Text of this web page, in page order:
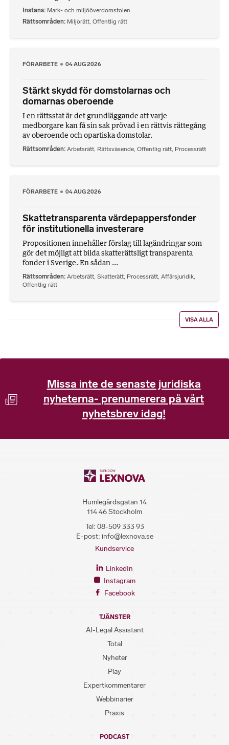
Instans Mark- och miljööverdomstolen
Rättsområden Miljörätt, Offentlig rätt
FÖRARBETE 04 AUG 2026
Stärkt skydd för domstolarnas och
domarnas oberoende
I en rättsstat är det grundläggande att varje
medborgare kan få sin sak prövad i en rättvis rättegång
av oberoende och opartiska domstolar.
Rättsområden Arbetsrätt, Rättsväsende, Offentlig rätt, Processrätt
FÖRARBETE 04 AUG 2026
Skattetransparenta värdepappersfonder
för institutionella investerare
Propositionen innehåller förslag till lagändringar som
gör det möjligt att bilda skatterättsligt transparenta
fonder i Sverige. En sådan ...
Rättsområden Arbetsrätt Skatterätt Processrätt Affärsjuridik
Offentlig rätt
VISA ALLA
Missa inte de senaste juridiska
nyheterna- prenumerera på vårt
nyhetsbrev idag!
Humlegårdsgatan 14
114 46 Stockholm
Tel: 08-509 333 93
E-post: info@lexnova.se
Kundservice
LinkedIn
Instagram
Facebook
TJÄNSTER
AI-Legal Assistant
Total
Nyheter
Play
Expertkommentarer
Webbinarier
Praxis
PODCAST